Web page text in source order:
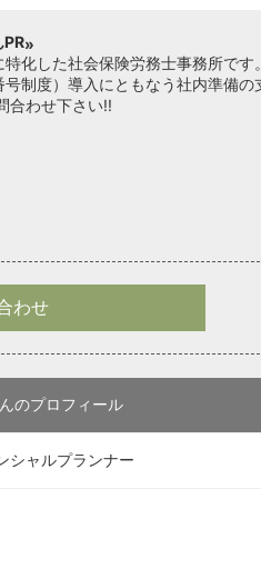
化した社会保険労務士事務所です
制度）導入にともなう社内準備の
合わせ下さい!!
わせ
のプロフィール
シャルプランナー